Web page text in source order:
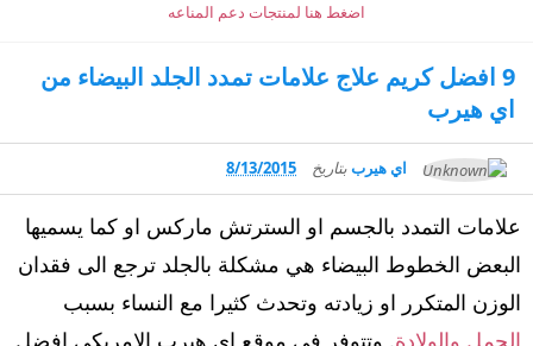
اضغط هنا لمنتجات دعم المناعه
9 افضل كريم علاج علامات تمدد الجلد البيضاء من
اي هيرب
اي هيرببتاريخ 8/13/2015
علامات التمدد بالجسم او السترتش ماركس او كما يسميها
البعض الخطوط البيضاء هي مشكلة بالجلد ترجع الى فقدان
الوزن المتكرر او زيادته وتحدث كثيرا مع النساء بسبب
الحمل والولادة. وتتوفر في موقع اي هيرب الامريكي افضل